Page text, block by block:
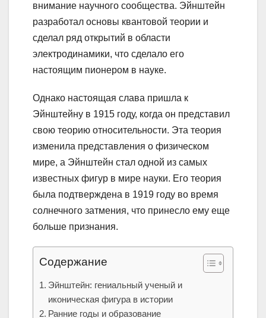
внимание научного сообщества. Эйнштейн
разработал основы квантовой теории и
сделал ряд открытий в области
электродинамики, что сделало его
настоящим пионером в науке.
Однако настоящая слава пришла к
Эйнштейну в 1915 году, когда он представил
свою теорию относительности. Эта теория
изменила представления о физическом
мире, а Эйнштейн стал одной из самых
известных фигур в мире науки. Его теория
была подтверждена в 1919 году во время
солнечного затмения, что принесло ему еще
больше признания.
Содержание
Эйнштейн: гениальный ученый и
иконическая фигура в истории
Ранние годы и образование